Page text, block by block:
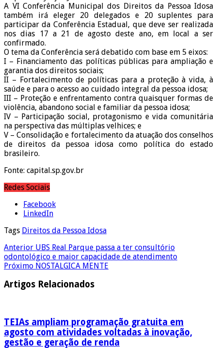
A VI Conferência Municipal dos Direitos da Pessoa Idosa
também irá eleger 20 delegados e 20 suplentes para
participar da Conferência Estadual, que deve ser realizada
nos dias 17 a 21 de agosto deste ano, em local a ser
confirmado.
O tema da Conferência será debatido com base em 5 eixos:
I – Financiamento das políticas públicas para ampliação e
garantia dos direitos sociais;
II – Fortalecimento de políticas para a proteção à vida, à
saúde e para o acesso ao cuidado integral da pessoa idosa;
III – Proteção e enfrentamento contra quaisquer formas de
violência, abandono social e familiar da pessoa idosa;
IV – Participação social, protagonismo e vida comunitária
na perspectiva das múltiplas velhices; e
V – Consolidação e fortalecimento da atuação dos conselhos
de direitos da pessoa idosa como política do estado
brasileiro.
Fonte: capital.sp.gov.br
Redes Sociais
Facebook
LinkedIn
Tags Direitos da Pessoa Idosa
Anterior UBS Real Parque passa a ter consultório
odontológico e maior capacidade de atendimento
Próximo NOSTALGICA MENTE
Artigos Relacionados
TEIAs ampliam programação gratuita em
agosto com atividades voltadas à inovação,
gestão e geração de renda